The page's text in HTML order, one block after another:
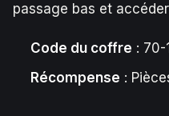
passage bas et
Code du coffre : 70-
Récompense :